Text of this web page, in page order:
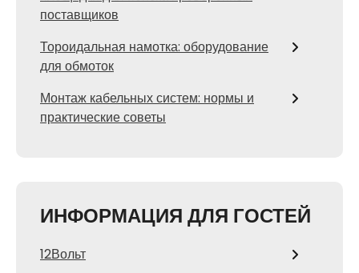
поставщиков
Тороидальная намотка: оборудование
для обмоток
Монтаж кабельных систем: нормы и
практические советы
ИНФОРМАЦИЯ ДЛЯ ГОСТЕЙ
12Вольт